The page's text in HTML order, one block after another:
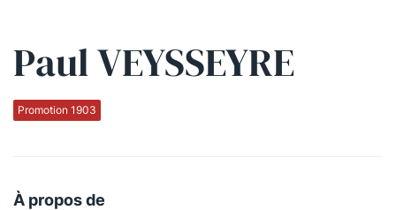
Paul VEYSSEYRE
Promotion 1903
À propos de
Qui sommes-nous ?
La Conférence